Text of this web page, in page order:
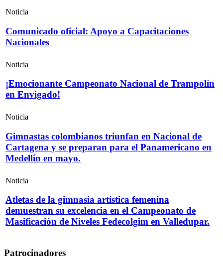
Noticia
Comunicado oficial: Apoyo a Capacitaciones
Nacionales
Noticia
¡Emocionante Campeonato Nacional de Trampolín
en Envigado!
Noticia
Gimnastas colombianos triunfan en Nacional de
Cartagena y se preparan para el Panamericano en
Medellín en mayo.
Noticia
Atletas de la gimnasia artística femenina
demuestran su excelencia en el Campeonato de
Masificación de Niveles Fedecolgim en Valledupar.
Patrocinadores